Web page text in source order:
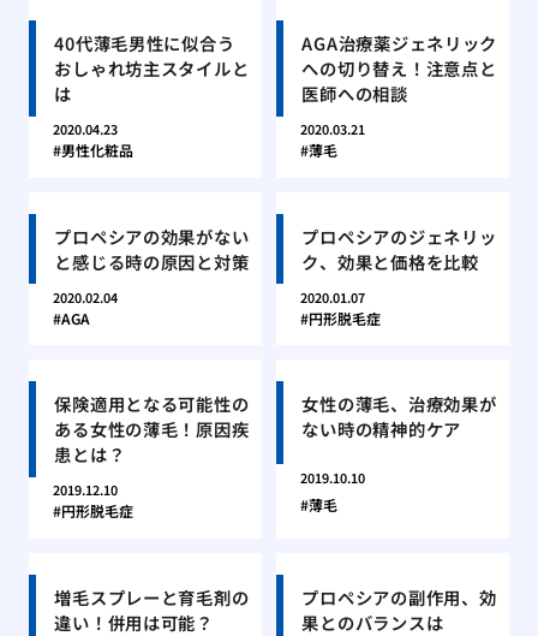
40代薄毛男性に似合う
おしゃれ坊主スタイルと
は
2020.04.23
男性化粧品
AGA治療薬ジェネリック
への切り替え！注意点と
医師への相談
2020.03.21
薄毛
プロペシアの効果がない
と感じる時の原因と対策
2020.02.04
AGA
プロペシアのジェネリッ
ク、効果と価格を比較
2020.01.07
円形脱毛症
保険適用となる可能性の
ある女性の薄毛！原因疾
患とは？
2019.12.10
円形脱毛症
女性の薄毛、治療効果が
ない時の精神的ケア
2019.10.10
薄毛
増毛スプレーと育毛剤の
違い！併用は可能？
プロペシアの副作用、効
果とのバランスは